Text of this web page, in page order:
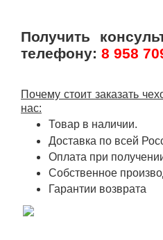
Получить
телефону: 8 958
Почему стоит заказать
нас:
Товар в наличии.
Доставка по всей
Оплата при
Собственное
Гарантии возврата